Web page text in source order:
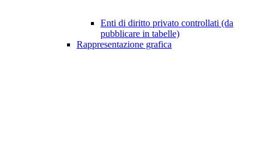
Enti di diritto privato controllati (da
pubblicare in tabelle)
Rappresentazione grafica